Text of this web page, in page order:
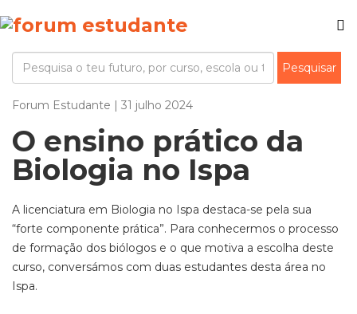
Forum Estudante | 31 julho 2024
O ensino prático da
Biologia no Ispa
A licenciatura em Biologia no Ispa destaca-se pela sua
“forte componente prática”. Para conhecermos o processo
de formação dos biólogos e o que motiva a escolha deste
curso, conversámos com duas estudantes desta área no
Ispa.